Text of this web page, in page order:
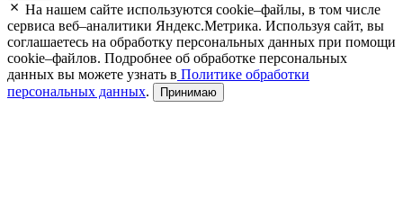
На нашем сайте используются cookie–файлы, в том числе
сервиса веб–аналитики Яндекс.Метрика. Используя сайт, вы
соглашаетесь на обработку персональных данных при помощи
cookie–файлов. Подробнее об обработке персональных
данных вы можете узнать в Политике обработки
персональных данных. Принимаю